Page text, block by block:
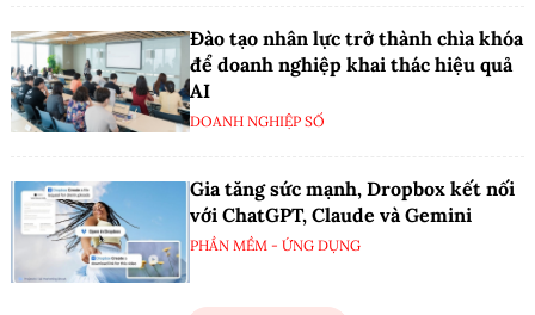
Đào tạo nhân lực trở thành chìa khóa
để doanh nghiệp khai thác hiệu quả
AI
DOANH NGHIỆP SỐ
Gia tăng sức mạnh, Dropbox kết nối
với ChatGPT, Claude và Gemini
PHẦN MỀM - ỨNG DỤNG